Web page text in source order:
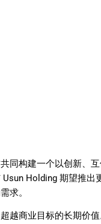
同构建一个以创新、
Holding 期望推出
求。
越商业目标的长期价